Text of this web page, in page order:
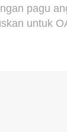
pagu
untuk